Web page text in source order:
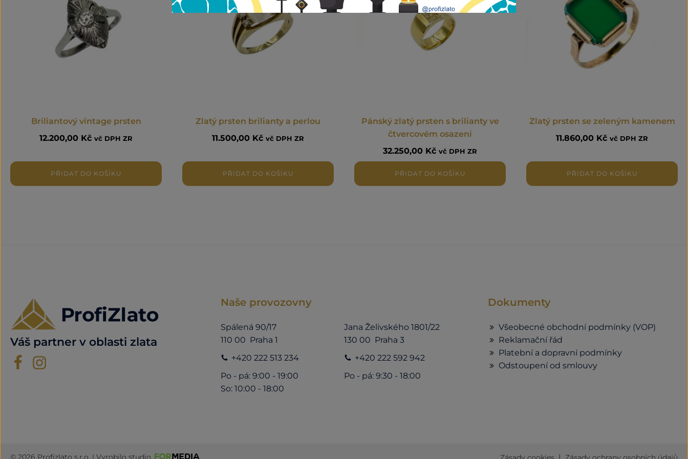
Briliantový vintage prsten
12.200,00 Kč vč DPH ZR
PŘIDAT DO KOŠÍKU
Zlatý prsten brilianty a perlou
11.500,00 Kč vč DPH ZR
PŘIDAT DO KOŠÍKU
Pánský zlatý prsten s brilianty ve
čtvercovém osazení
32.250,00 Kč vč DPH ZR
PŘIDAT DO KOŠÍKU
Zlatý prsten se zeleným kamenem
11.860,00 Kč vč DPH ZR
PŘIDAT DO KOŠÍKU
Váš partner v oblasti zlata
Naše provozovny
Spálená 90/17
110 00 Praha 1
+420 222 513 234
Po - pá: 9:00 - 19:00
So: 10:00 - 18:00
Jana Želivského 1801/22
130 00 Praha 3
+420 222 592 942
Po - pá: 9:30 - 18:00
Dokumenty
Všeobecné obchodní podmínky (VOP)
Reklamační řád
Platební a dopravní podmínky
Odstoupení od smlouvy
© 2026 Profizlato s.r.o. | Vyrobilo studio